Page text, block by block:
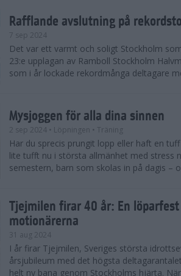
Rafflande avslutning på
7 sep 2024
Det var ett varmt och soligt Stockholm
23:e upplagan av Ramboll Stockholm
som i år lockade rekordmånga deltagare
Mysjoggen för alla dina sinnen
2 sep 2024 • Löpningen • Träning
Har du sprecis prungit lopp eller haft en
lite tufft nu i största allmänhet med stress
semestern, barn som skolas in på dagis –
Tjejmilen firar 40 år: En
motionärerna
31 aug 2024
I år firar Tjejmilen, Sveriges största
årsjubileum med det högsta
helt ny bana genom Stockholms hjärta.